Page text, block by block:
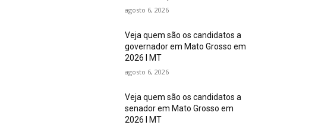
agosto 6, 2026
Veja quem são os candidatos a
governador em Mato Grosso em
2026 I MT
agosto 6, 2026
Veja quem são os candidatos a
senador em Mato Grosso em
2026 I MT